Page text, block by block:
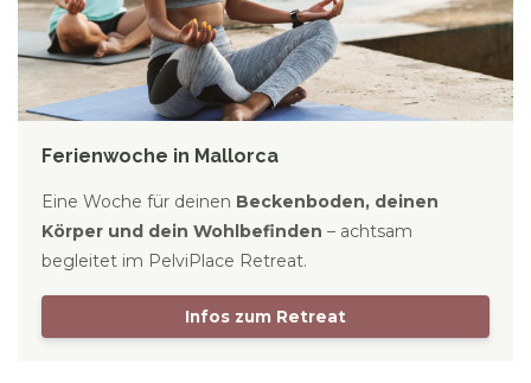
Ferienwoche in Mallorca
Eine Woche für deinen Beckenboden, deinen
Körper und dein Wohlbefinden – achtsam
begleitet im PelviPlace Retreat.
Infos zum Retreat